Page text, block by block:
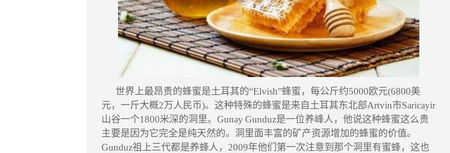
世界上最昂贵的蜂蜜是土耳其的“Elvish”蜂蜜，每公斤约5000欧元(6800美
元，一斤大概2万人民币)。这种特殊的蜂蜜是来自土耳其东北部Artvin市Saricayir
山谷一个1800米深的洞里。 Gunay Gunduz是一位养峰人，他说这种蜂蜜这么贵
主要是因为它完全是纯天然的。洞里面丰富的矿产资源增加的蜂蜜的价值。
Gunduz祖上三代都是养蜂人， 2009年他们第一次注意到那个洞里有蜜蜂，这也